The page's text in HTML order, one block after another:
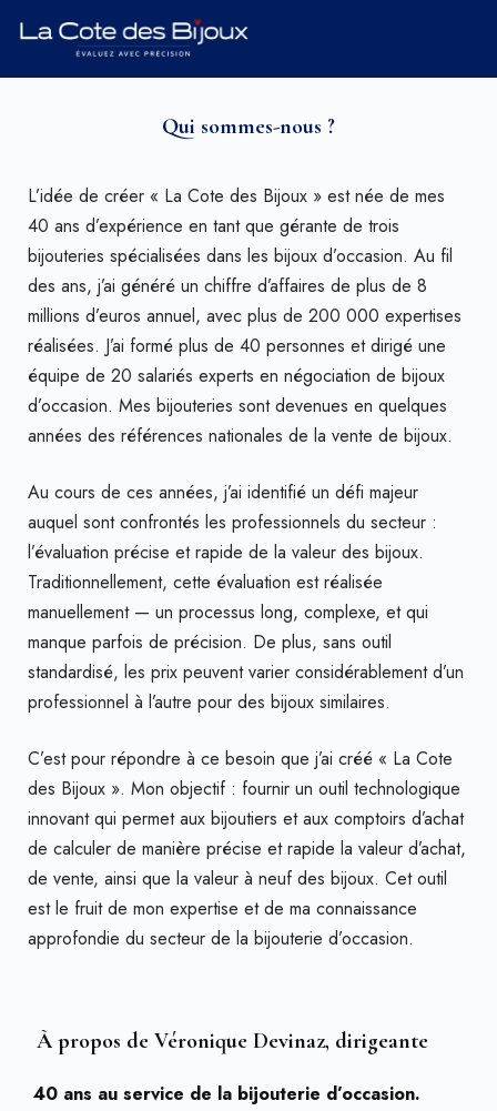
Qui sommes-nous ?
L’idée de créer « La Cote des Bijoux » est née de mes
40 ans d’expérience en tant que gérante de trois
bijouteries spécialisées dans les bijoux d’occasion. Au fil
des ans, j’ai généré un chiffre d’affaires de plus de 8
millions d’euros annuel, avec plus de 200 000 expertises
réalisées. J’ai formé plus de 40 personnes et dirigé une
équipe de 20 salariés experts en négociation de bijoux
d’occasion. Mes bijouteries sont devenues en quelques
années des références nationales de la vente de bijoux.
Au cours de ces années, j’ai identifié un défi majeur
auquel sont confrontés les professionnels du secteur :
l’évaluation précise et rapide de la valeur des bijoux.
Traditionnellement, cette évaluation est réalisée
manuellement — un processus long, complexe, et qui
manque parfois de précision. De plus, sans outil
standardisé, les prix peuvent varier considérablement d’un
professionnel à l’autre pour des bijoux similaires.
C’est pour répondre à ce besoin que j’ai créé « La Cote
des Bijoux ». Mon objectif : fournir un outil technologique
innovant qui permet aux bijoutiers et aux comptoirs d’achat
de calculer de manière précise et rapide la valeur d’achat,
de vente, ainsi que la valeur à neuf des bijoux. Cet outil
est le fruit de mon expertise et de ma connaissance
approfondie du secteur de la bijouterie d’occasion.
À propos de Véronique Devinaz, dirigeante
40 ans au service de la bijouterie d’occasion.